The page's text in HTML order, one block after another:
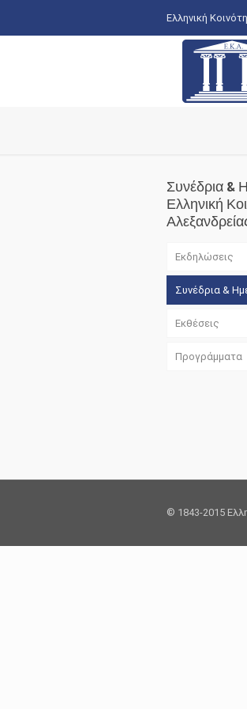
Ελληνική
Συνέδρια &
Ελληνική
Εκδηλώσεις
Συνέδρια &
Εκθέσεις
Προγράμματα
© 1843-2015